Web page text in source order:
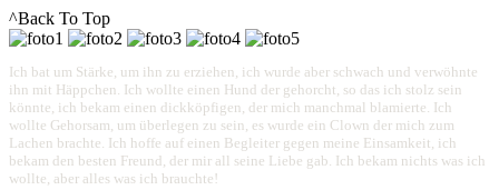
^Back To Top
Ich bat um Stärke, um ihn zu erziehen, ich wurde aber schwach und verwöhnte
ihn mit Häppchen. Ich wollte einen Hund der gehorcht, so das ich stolz sein
könnte, ich bekam einen dickköpfigen, der mich manchmal blamierte. Ich
wollte Gehorsam, um überlegen zu sein, es wurde ein Clown der mich zum
Lachen brachte. Ich hoffe auf einen Begleiter gegen meine Einsamkeit, ich
bekam den besten Freund, der mir all seine Liebe gab. Ich bekam nichts was ich
wollte, aber alles was ich brauchte!